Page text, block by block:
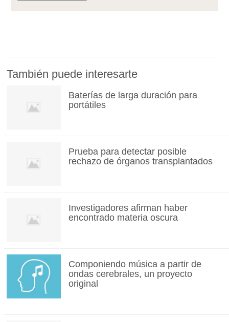
También puede interesarte
Baterías de larga duración para
portátiles
Prueba para detectar posible
rechazo de órganos transplantados
Investigadores afirman haber
encontrado materia oscura
Componiendo música a partir de
ondas cerebrales, un proyecto
original